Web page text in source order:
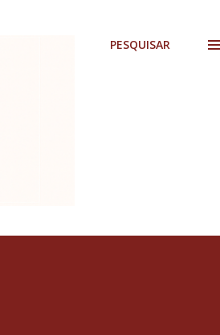
PESQUISAR